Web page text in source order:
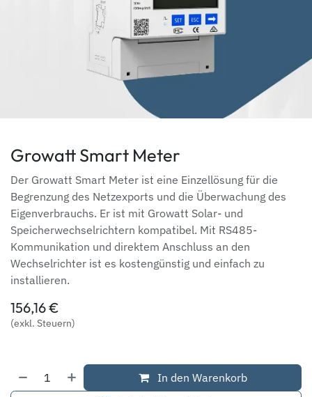
Growatt Smart Meter
Der Growatt Smart Meter ist eine Einzellösung für die
Begrenzung des Netzexports und die Überwachung des
Eigenverbrauchs. Er ist mit Growatt Solar- und
Speicherwechselrichtern kompatibel. Mit RS485-
Kommunikation und direktem Anschluss an den
Wechselrichter ist es kostengünstig und einfach zu
installieren.
156,16€
(exkl. Steuern)
In den Warenkorb